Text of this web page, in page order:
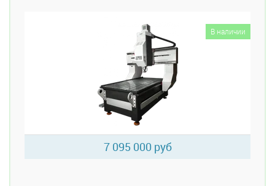
В наличии
7 095 000 руб